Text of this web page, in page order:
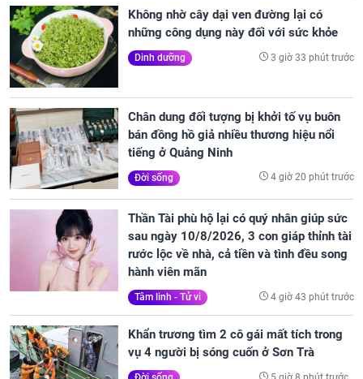
Không nhờ cây dại ven đường lại có
những công dụng này đối với sức khỏe
Dinh dưỡng 3 giờ 33 phút trước
Chân dung đối tượng bị khởi tố vụ buôn
bán đồng hồ giả nhiều thương hiệu nổi
tiếng ở Quảng Ninh
Đời sống 4 giờ 20 phút trước
Thần Tài phù hộ lại có quý nhân giúp sức
sau ngày 10/8/2026, 3 con giáp thỉnh tài
rước lộc về nhà, cả tiền và tình đều song
hành viên mãn
Tâm linh - Tử vi 4 giờ 43 phút trước
Khẩn trương tìm 2 cô gái mất tích trong
vụ 4 người bị sóng cuốn ở Sơn Trà